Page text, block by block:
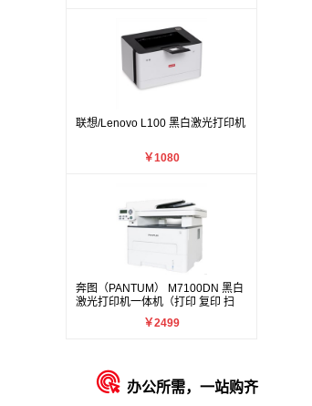
联想/Lenovo L100 黑白激光打印机
￥1080
奔图（PANTUM） M7100DN 黑白
激光打印机一体机（打印 复印 扫
￥2499
 办公所需，一站购齐